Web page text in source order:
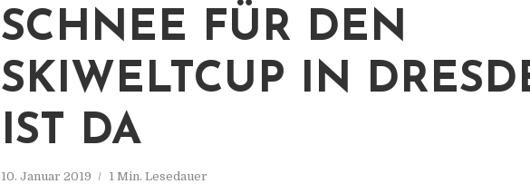
SCHNEE FÜR DEN
SKIWELTCUP IN
IST DA
10. Januar 2019 1 Min. Lesedauer